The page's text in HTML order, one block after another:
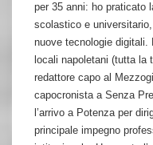
per 35 anni: ho praticato
scolastico e
nuove tecnologie digitali.
locali napoletani (tutta la
redattore capo al
capocronista a Senza
l’arrivo a Potenza per
principale impegno